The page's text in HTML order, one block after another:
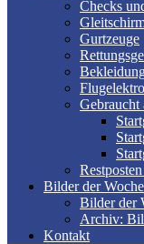
Checks
Gurtzeuge
Gebraucht
Bilder der Woche
Bilder der
Archiv:
Kontakt